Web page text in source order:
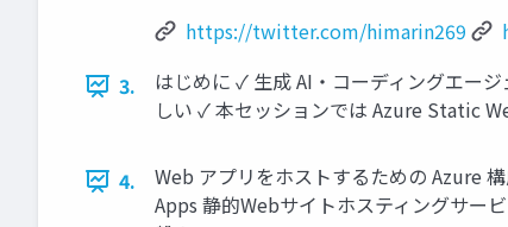
https://twitter.com/himarin269
3.
はじめに ✓ 生成 AI・コーディングエー
しい ✓ 本セッションでは Azure Static
4.
Web アプリをホストするための Azure
Apps 静的Webサイトホスティングサー